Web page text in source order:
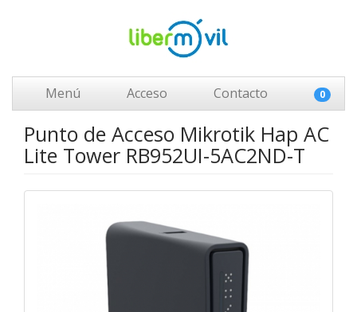
Menú Acceso Contacto 0
Punto de Acceso Mikrotik Hap AC
Lite Tower RB952UI-5AC2ND-T